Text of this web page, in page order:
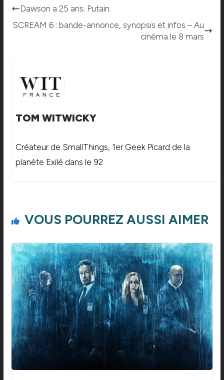
Dawson a 25 ans. Putain.
SCREAM 6 : bande-annonce, synopsis et infos – Au
cinéma le 8 mars
TOM WITWICKY
Créateur de SmallThings, 1er Geek Picard de la
planète Exilé dans le 92
VOUS POURREZ AUSSI AIMER